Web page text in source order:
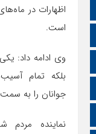
اظهارات در
است.
وی ادامه داد:
بلکه تمام
جوانان را به
نماینده